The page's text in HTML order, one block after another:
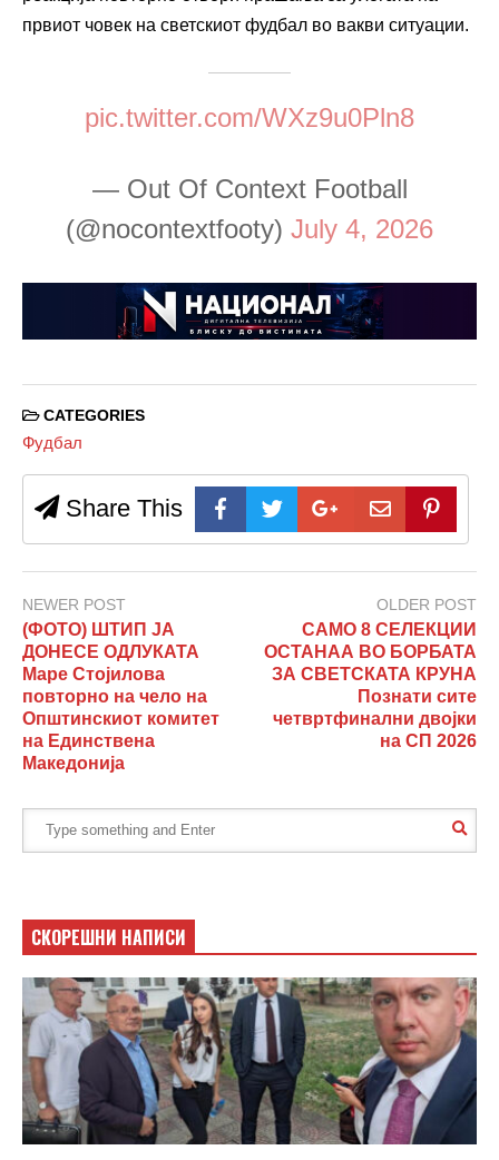
првиот човек на светскиот фудбал во вакви ситуации.
pic.twitter.com/WXz9u0Pln8
— Out Of Context Football
(@nocontextfooty) July 4, 2026
CATEGORIES
Фудбал
Share This
NEWER POST
(ФОТО) ШТИП ЈА
ДОНЕСЕ ОДЛУКАТА
Маре Стојилова
повторно на чело на
Општинскиот комитет
на Единствена
Македонија
OLDER POST
САМО 8 СЕЛЕКЦИИ
ОСТАНАА ВО БОРБАТА
ЗА СВЕТСКАТА КРУНА
Познати сите
четвртфинални двојки
на СП 2026
СКОРЕШНИ НАПИСИ